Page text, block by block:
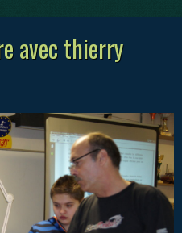
avec thierry